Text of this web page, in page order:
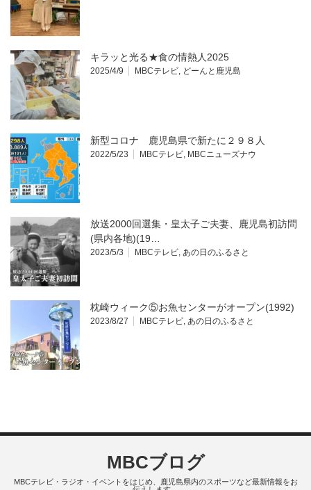
キラッと光る★食の情熱人2025
2025/4/9 MBCテレビ, どーんと鹿児島
新型コロナ 鹿児島県で新たに２９８人
2022/5/23 MBCテレビ, MBCニューズナウ
放送2000回選集・皇太子ご夫妻、鹿児島初訪問
(県内各地)(19…
2023/5/3 MBCテレビ, あの日のふるさと
枕崎ウィーク⑤お魚センターがオープン(1992)
2023/8/27 MBCテレビ, あの日のふるさと
MBCブログ
MBCテレビ・ラジオ・イベントをはじめ、鹿児島県内のスポーツなど最新情報をお